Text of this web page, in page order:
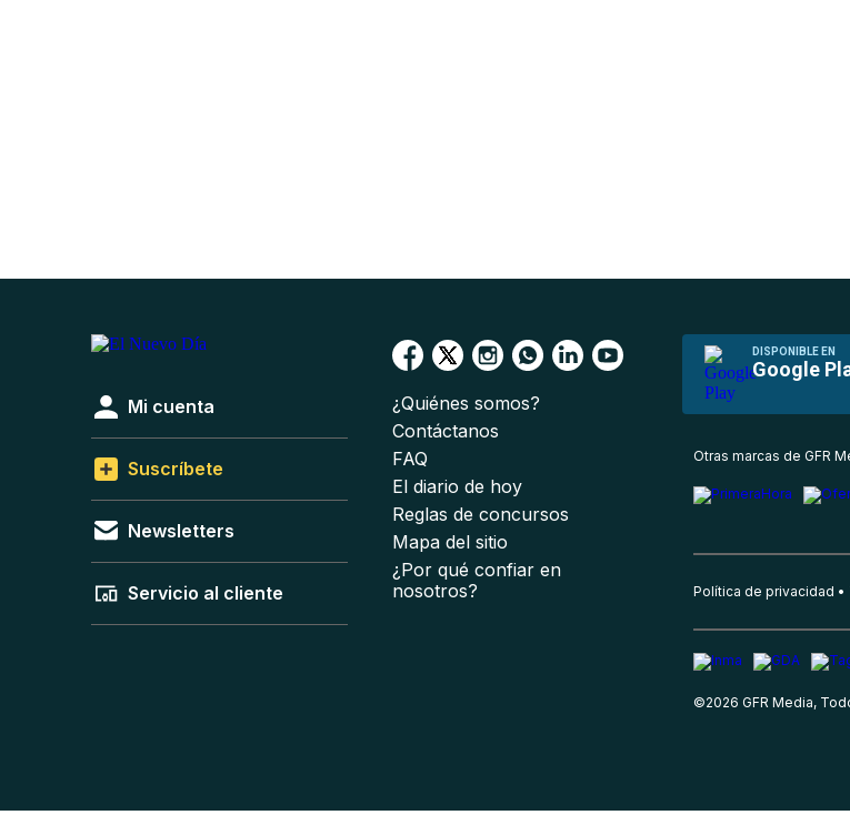
DISPONIBLE EN
Google
Mi cuenta
Suscríbete
Newsletters
Servicio al cliente
¿Quiénes somos?
Contáctanos
FAQ
El diario de hoy
Reglas de concursos
Mapa del sitio
¿Por qué confiar en
nosotros?
Otras marcas de GFR
Política de privacidad
©2026 GFR Media,